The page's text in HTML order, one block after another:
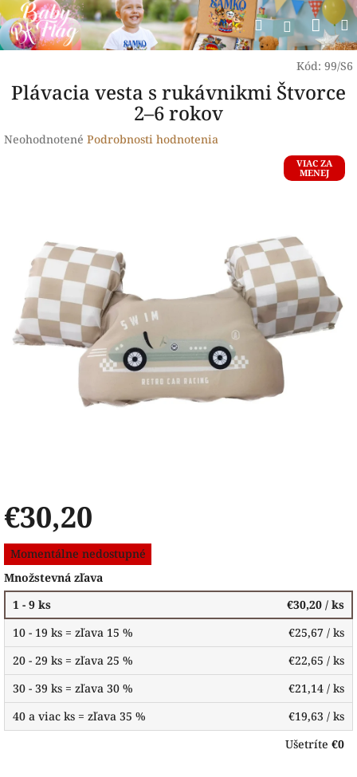
Prejsť
na
obsah
Hľadať
Kód: 99/S6
Plávacia vesta s rukávnikmi Štvorce
2–6 rokov
Priemerné
hviezdičiek.
Neohodnotené Podrobnosti hodnotenia
VIAC ZA
MENEJ
€30,20
Jednotková
cena:
Momentálne nedostupné
Množstevná zľava
1 - 9 ks
€30,20 / ks
10 - 19 ks = zľava 15 %
€25,67 / ks
20 - 29 ks = zľava 25 %
€22,65 / ks
30 - 39 ks = zľava 30 %
€21,14 / ks
40 a viac ks = zľava 35 %
€19,63 / ks
Ušetríte €0